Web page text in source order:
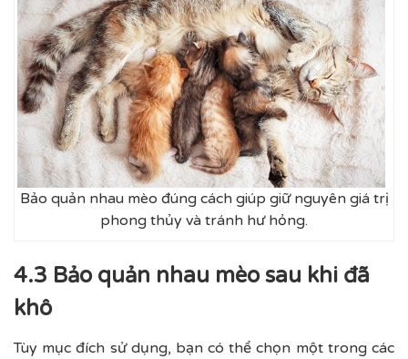
Bảo quản nhau mèo đúng cách giúp giữ nguyên giá trị
phong thủy và tránh hư hỏng.
4.3 Bảo quản nhau mèo sau khi đã
khô
Tùy mục đích sử dụng, bạn có thể chọn một trong các